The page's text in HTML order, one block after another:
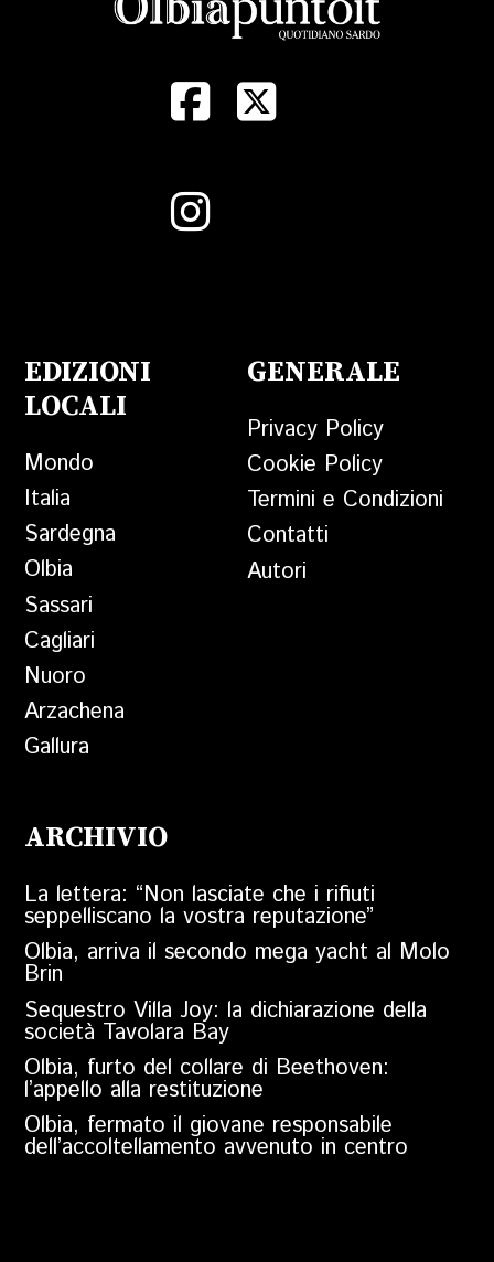
EDIZIONI
LOCALI
Mondo
Italia
Sardegna
Olbia
Sassari
Cagliari
Nuoro
Arzachena
Gallura
GENERALE
Privacy Policy
Cookie Policy
Termini e Condizioni
Contatti
Autori
ARCHIVIO
La lettera: “Non lasciate che i rifiuti
seppelliscano la vostra reputazione”
Olbia, arriva il secondo mega yacht al Molo
Brin
Sequestro Villa Joy: la dichiarazione della
società Tavolara Bay
Olbia, furto del collare di Beethoven:
l’appello alla restituzione
Olbia, fermato il giovane responsabile
dell’accoltellamento avvenuto in centro